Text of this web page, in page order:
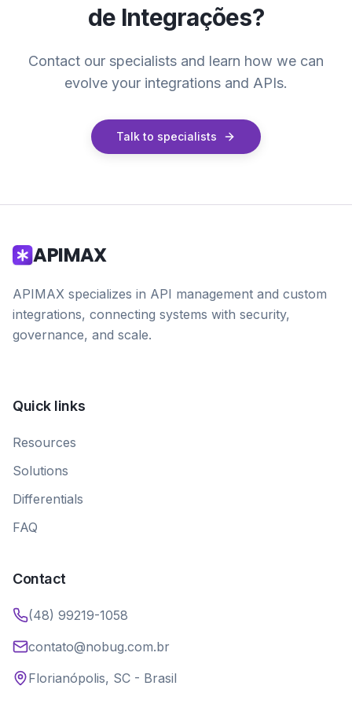
de Integrações?
Contact our specialists and learn how we can
evolve your integrations and APIs.
Talk to specialists
APIMAX
APIMAX specializes in API management and custom
integrations, connecting systems with security,
governance, and scale.
Quick links
Resources
Solutions
Differentials
FAQ
Contact
(48) 99219-1058
contato@nobug.com.br
Florianópolis, SC - Brasil